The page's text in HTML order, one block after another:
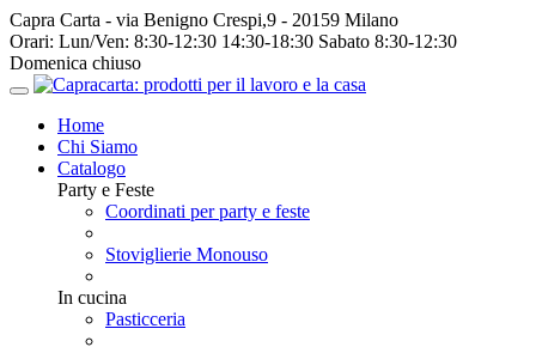
Capra Carta - via Benigno Crespi,9 - 20159 Milano
Orari: Lun/Ven: 8:30-12:30 14:30-18:30 Sabato 8:30-12:30
Domenica chiuso
Home
Chi Siamo
Catalogo
Party e Feste
Coordinati per party e feste
Stoviglierie Monouso
In cucina
Pasticceria